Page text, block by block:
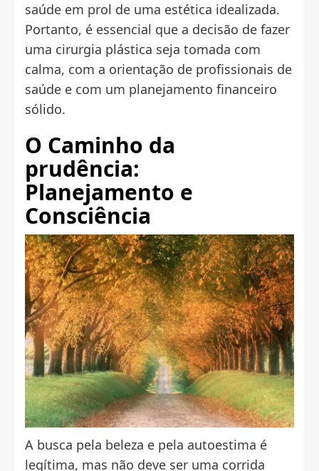
saúde em prol de uma estética idealizada.
Portanto, é essencial que a decisão de fazer
uma cirurgia plástica seja tomada com
calma, com a orientação de profissionais de
saúde e com um planejamento financeiro
sólido.
O Caminho da
prudência:
Planejamento e
Consciência
A busca pela beleza e pela autoestima é
legítima, mas não deve ser uma corrida